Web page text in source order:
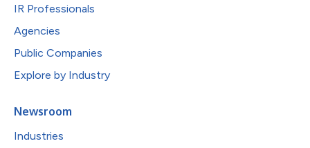
IR Professionals
Agencies
Public Companies
Explore by Industry
Newsroom
Industries